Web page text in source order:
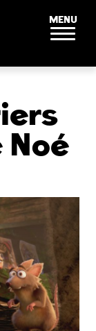
MENU
Noé